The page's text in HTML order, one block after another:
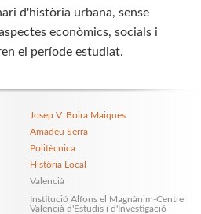
d'història urbana, sense
econòmics, socials i
el període estudiat.
Josep V. Boira Maiques
Amadeu Serra
Politècnica
Història Local
Valencià
Institució Alfons el Magnànim-Centre
Valencià d'Estudis i d'Investigació